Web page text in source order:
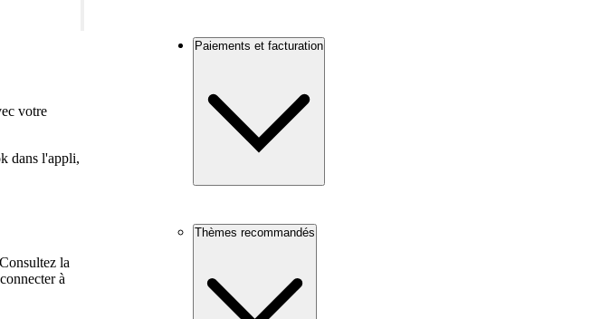
votre
dans l'appli,
la
à
Paiements et facturation
Thèmes recommandés